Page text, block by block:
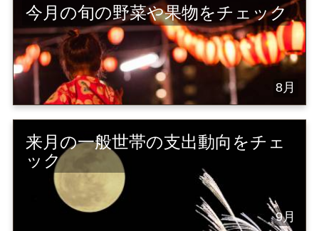
今月の旬の野菜や果物をチェック
8月
来月の一般世帯の支出動向をチェ
ック
9月